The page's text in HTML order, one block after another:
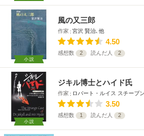
小説
風の又三郎
作家 宮沢 賢治､他
4.50
感想数 2 読んだ人 2
小説
ジキル博士とハイド氏
作家 ロバート・ルイス スチーブ
3.50
感想数 1 読んだ人 2